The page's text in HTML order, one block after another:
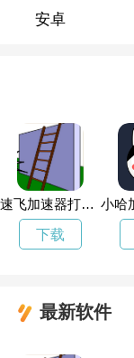
安卓
速飞加速器打不开了
下载
最新软件